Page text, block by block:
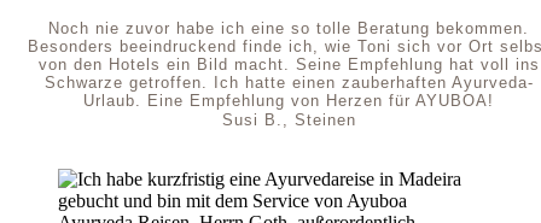
Noch nie zuvor habe ich eine so tolle Beratung bekommen.
Besonders beeindruckend finde ich, wie Toni sich vor Ort
von den Hotels ein Bild macht. Seine Empfehlung hat voll ins
Schwarze getroffen. Ich hatte einen zauberhaften Ayurveda-
Urlaub. Eine Empfehlung von Herzen für AYUBOA!
Susi B., Steinen